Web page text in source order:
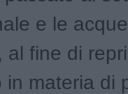
e le acque
al fine di
in materia di